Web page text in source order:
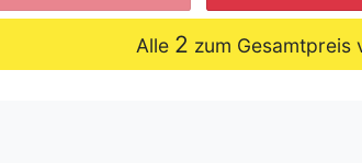
Alle 2 zum Gesamtpreis